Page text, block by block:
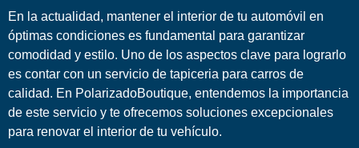
En la actualidad, mantener el interior de tu automóvil en
óptimas condiciones es fundamental para garantizar
comodidad y estilo. Uno de los aspectos clave para lograrlo
es contar con un servicio de tapiceria para carros de
calidad. En PolarizadoBoutique, entendemos la importancia
de este servicio y te ofrecemos soluciones excepcionales
para renovar el interior de tu vehículo.